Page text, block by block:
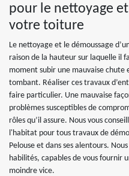
pour le nettoyage
votre toiture
Le nettoyage et le démoussage
raison de la hauteur sur laquelle il
moment subir une mauvaise chute
tombant. Réaliser ces travaux
faire particulier. Une mauvaise
problèmes susceptibles de
rôles qu’il assure. Nous vous
l'habitat pour tous travaux de
Pelouse et dans ses alentours.
habilités, capables de vous fournir
moindre vice.